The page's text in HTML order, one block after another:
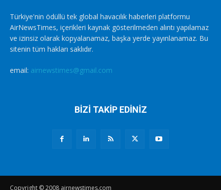
Türkiye'nin ödüllü tek global havacılık haberleri platformu
AirNewsTimes, içerikleri kaynak gösterilmeden alıntı yapılamaz
ve izinsiz olarak kopyalanamaz, başka yerde yayınlanamaz. Bu
sitenin tüm hakları saklıdır.
email: airnewstimes@gmail.com
BİZİ TAKİP EDİNİZ
Copyright © 2008 airnewstimes.com